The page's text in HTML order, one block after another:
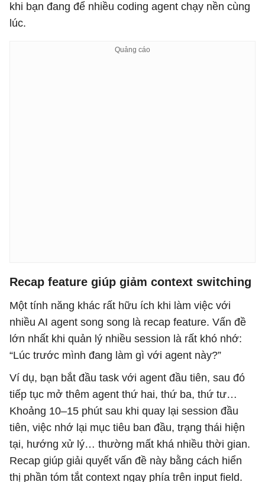
khi bạn đang để nhiều coding agent chạy nền cùng
lúc.
Recap feature giúp giảm context switching
Một tính năng khác rất hữu ích khi làm việc với
nhiều AI agent song song là recap feature. Vấn đề
lớn nhất khi quản lý nhiều session là rất khó nhớ:
“Lúc trước mình đang làm gì với agent này?”
Ví dụ, bạn bắt đầu task với agent đầu tiên, sau đó
tiếp tục mở thêm agent thứ hai, thứ ba, thứ tư…
Khoảng 10–15 phút sau khi quay lại session đầu
tiên, việc nhớ lại mục tiêu ban đầu, trạng thái hiện
tại, hướng xử lý… thường mất khá nhiều thời gian.
Recap giúp giải quyết vấn đề này bằng cách hiển
thị phần tóm tắt context ngay phía trên input field.